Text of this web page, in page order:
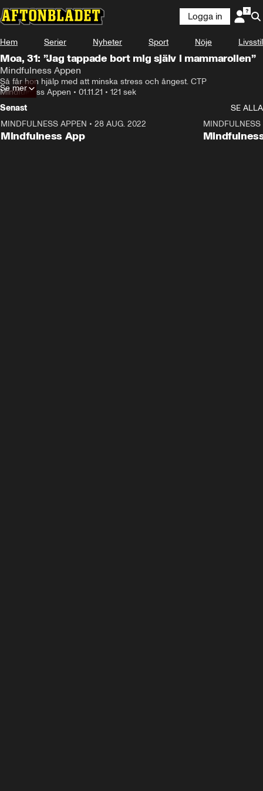
Annons
Annons från Mindfulness Appen
Logga in
Hem Serier Nyheter Sport Nöje Livsstil
Moa, 31: ”Jag tappade bort mig själv i mammarollen”
Mindfulness Appen
Så får hon hjälp med att minska stress och ångest. CTP
Mindfulness Appen • 01.11.21 • 121 sek
Se mer
Senast
SE ALLA
MINDFULNESS APPEN • 28 AUG. 2022
Mindfulness App
MINDFULNESS